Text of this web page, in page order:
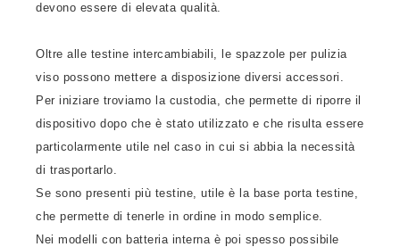
devono essere di elevata qualità.
Oltre alle testine intercambiabili, le spazzole per pulizia
viso possono mettere a disposizione diversi accessori.
Per iniziare troviamo la custodia, che permette di riporre il
dispositivo dopo che è stato utilizzato e che risulta essere
particolarmente utile nel caso in cui si abbia la necessità
di trasportarlo.
Se sono presenti più testine, utile è la base porta testine,
che permette di tenerle in ordine in modo semplice.
Nei modelli con batteria interna è poi spesso possibile